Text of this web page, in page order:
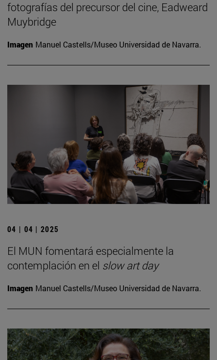
fotografías del precursor del cine, Eadweard
Muybridge
Imagen Manuel Castells/Museo Universidad de Navarra.
04 | 04 | 2025
El MUN fomentará especialmente la
contemplación en el slow art day
Imagen Manuel Castells/Museo Universidad de Navarra.